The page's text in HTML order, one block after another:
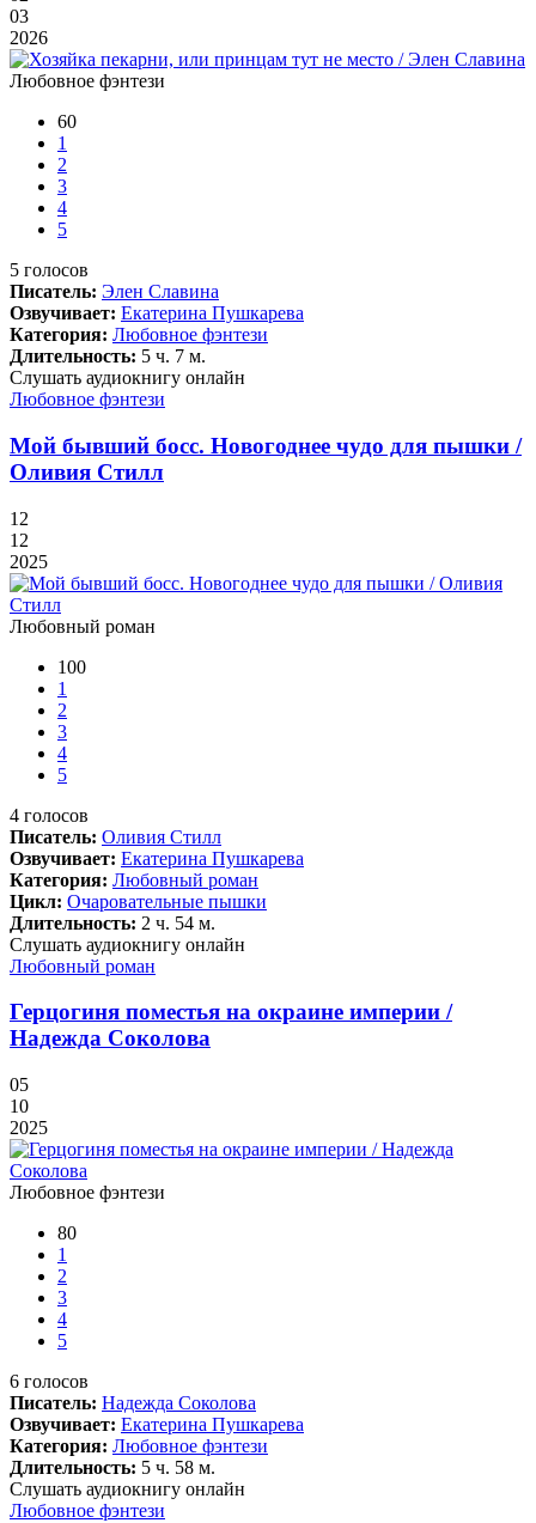
03
2026
Любовное фэнтези
60
1
2
3
4
5
5 голосов
Писатель: Элен Славина
Озвучивает: Екатерина Пушкарева
Категория: Любовное фэнтези
Длительность: 5 ч. 7 м.
Слушать аудиокнигу онлайн
Любовное фэнтези
Мой бывший босс. Новогоднее чудо для пышки /
Оливия Стилл
12
12
2025
Любовный роман
100
1
2
3
4
5
4 голосов
Писатель: Оливия Стилл
Озвучивает: Екатерина Пушкарева
Категория: Любовный роман
Цикл: Очаровательные пышки
Длительность: 2 ч. 54 м.
Слушать аудиокнигу онлайн
Любовный роман
Герцогиня поместья на окраине империи /
Надежда Соколова
05
10
2025
Любовное фэнтези
80
1
2
3
4
5
6 голосов
Писатель: Надежда Соколова
Озвучивает: Екатерина Пушкарева
Категория: Любовное фэнтези
Длительность: 5 ч. 58 м.
Слушать аудиокнигу онлайн
Любовное фэнтези